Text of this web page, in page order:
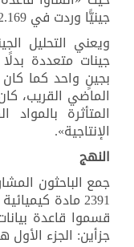
جينيًّا وردت في 2.169 دراسة
ويعني التحليل
جينات متعددة
بجينٍ واحد كما
الماضي القريب،
المتأثرة
الإنتاجية.«
النهج
جمع الباحثون
قسموا قاعدة
جزأين: الجزء الأول